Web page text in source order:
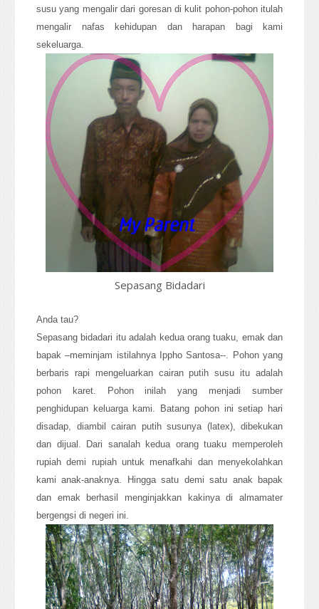
susu yang mengalir dari goresan di kulit pohon-pohon itulah
mengalir nafas kehidupan dan harapan bagi kami
sekeluarga.
Sepasang Bidadari
Anda tau?
Sepasang bidadari itu adalah kedua orang tuaku, emak dan
bapak –meminjam istilahnya Ippho Santosa--. Pohon yang
berbaris rapi mengeluarkan cairan putih susu itu adalah
pohon karet. Pohon inilah yang menjadi sumber
penghidupan keluarga kami. Batang pohon ini setiap hari
disadap, diambil cairan putih susunya (latex), dibekukan
dan dijual. Dari sanalah kedua orang tuaku memperoleh
rupiah demi rupiah untuk menafkahi dan menyekolahkan
kami anak-anaknya. Hingga satu demi satu anak bapak
dan emak berhasil menginjakkan kakinya di almamater
bergengsi di negeri ini.